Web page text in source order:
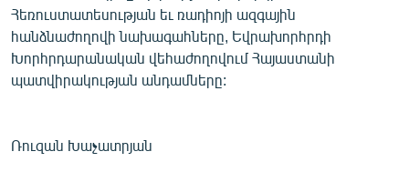
«Ազատության» բոլոր կայքերը
Հեռուստատեսության եւ ռադիոյի ազգային
հանձնաժողովի նախագահները, Եվրախորհրդի
Խորհրդարանական վեհաժողովում Հայաստանի
պատվիրակության անդամները:
Ռուզան Խաչատրյան